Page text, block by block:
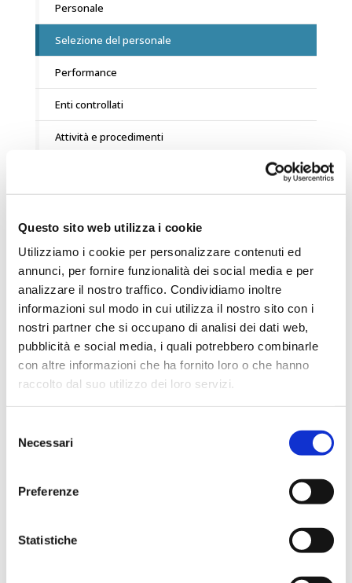
Questo sito web utilizza i cookie
Utilizziamo i cookie per personalizzare contenuti ed
annunci, per fornire funzionalità dei social media e per
analizzare il nostro traffico. Condividiamo inoltre
informazioni sul modo in cui utilizza il nostro sito con i
nostri partner che si occupano di analisi dei dati web,
pubblicità e social media, i quali potrebbero combinarle
con altre informazioni che ha fornito loro o che hanno
raccolto dal suo utilizzo dei loro servizi.
delNecessari
Preferenze
Statistiche
Personale
Selezione del personale
Performance
Enti controllati
Attività e procedimenti
Bilanci
Beni immobili e gestione patrimonio
Controlli e rilievi sull’amministrazione
Servizi erogati
Pagamenti